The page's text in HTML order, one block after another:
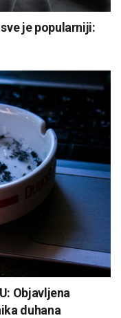
je popularniji:
Objavljena
duhana